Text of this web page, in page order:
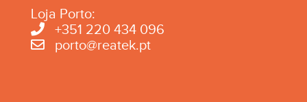
Loja Porto:
+351 220 434 096
porto@reatek.pt